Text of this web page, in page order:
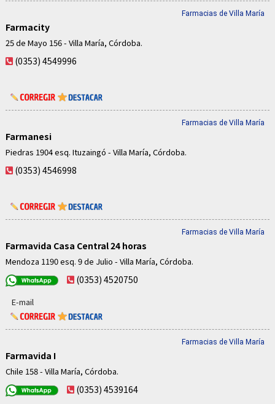
Farmacias de Villa María
Farmacity
25 de Mayo 156 - Villa María, Córdoba.
(0353) 4549996
Farmacias de Villa María
Farmanesi
Piedras 1904 esq. Ituzaingó - Villa María, Córdoba.
(0353) 4546998
Farmacias de Villa María
Farmavida Casa Central 24 horas
Mendoza 1190 esq. 9 de Julio - Villa María, Córdoba.
(0353) 4520750
E-mail
Farmacias de Villa María
Farmavida I
Chile 158 - Villa María, Córdoba.
(0353) 4539164